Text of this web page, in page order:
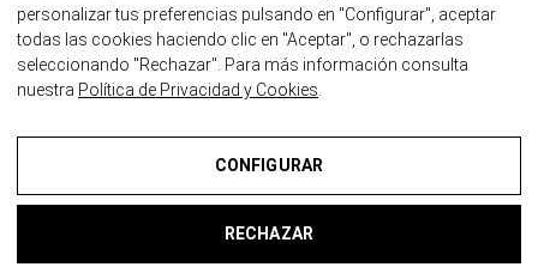
©2026 Traductores Jurados itrad
¿HABLAMOS?
personalizar tus preferencias pulsando en "Configurar", aceptar
todas las cookies haciendo clic en "Aceptar", o rechazarlas
seleccionando "Rechazar". Para más información consulta
nuestra Política de Privacidad y Cookies
CONFIGURAR
RECHAZAR
Aviso Legal